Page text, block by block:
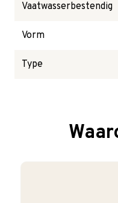
Vaatwasserbestendig
Vorm
Type